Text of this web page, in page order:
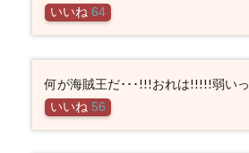
いいね 64
何が海賊王だ･･･!!!おれは!!!!!弱いっ
いいね 56